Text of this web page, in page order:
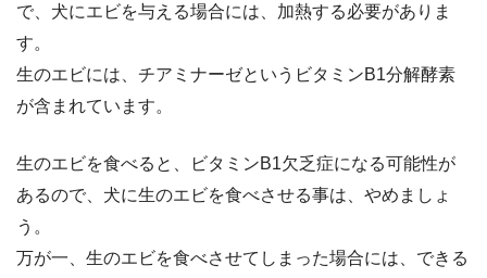
で、犬にエビを与える場合には、加熱する必要がありま
す。
生のエビには、チアミナーゼというビタミンB1分解酵素
が含まれています。
生のエビを食べると、ビタミンB1欠乏症になる可能性が
あるので、犬に生のエビを食べさせる事は、やめましょ
う。
万が一、生のエビを食べさせてしまった場合には、できる